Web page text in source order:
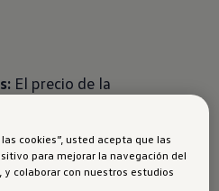
El precio de la
en el concesionario
con descuentos.
cookies”, usted acepta que las
para mejorar la navegación del
colaborar con nuestros estudios